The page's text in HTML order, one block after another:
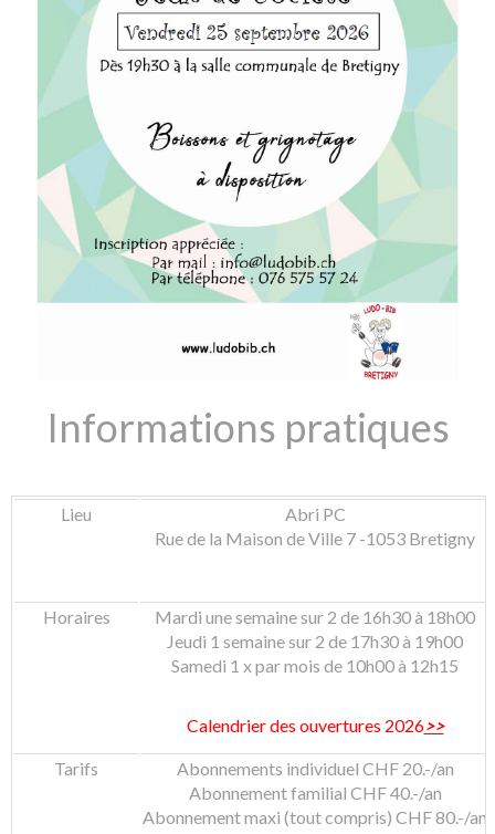
Informations pratiques
Lieu
Abri PC
Rue de la Maison de Ville 7 -1053 Bretigny
Horaires
Mardi une semaine sur 2 de 16h30 à 18h00
Jeudi 1 semaine sur 2 de 17h30 à 19h00
Samedi 1 x par mois de 10h00 à 12h15
Calendrier des ouvertures 2026>>
Tarifs
Abonnements individuel CHF 20.-/an
Abonnement familial CHF 40.-/an
Abonnement maxi (tout compris) CHF 80.-/an